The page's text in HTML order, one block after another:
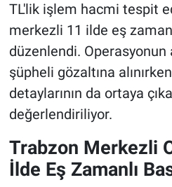
TL'lik işlem hacmi tespit
merkezli 11 ilde eş
düzenlendi. Operasyonun
şüpheli gözaltına
detaylarının da ortaya
değerlendiriliyor.
Trabzon Merkezli
İlde Eş Zamanlı